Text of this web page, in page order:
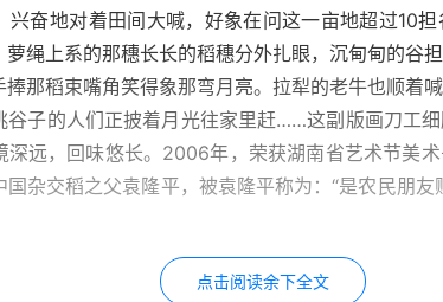
兴奋地对着田间大喊，好象在问这一亩地超过10
萝绳上系的那穗长长的稻穗分外扎眼，沉甸甸的谷
捧那稻束嘴角笑得象那弯月亮。拉犁的老牛也顺着
谷子的人们正披着月光往家里赶……这副版画刀工
深远，回味悠长。2006年，荣获湖南省艺术节美术
杂交稻之父袁隆平，被袁隆平称为：“是农民朋友
点击阅读余下全文